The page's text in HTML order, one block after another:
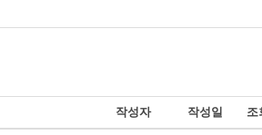
작성자 작성일 조